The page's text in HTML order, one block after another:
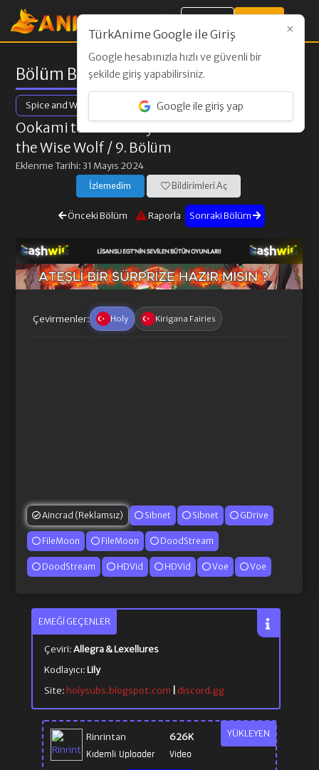
Bölüm Bilgileri
Spice and Wolf: Merchant Meets the Wise Wolf
Ookami to Koushinryou: Merchant Meets
the Wise Wolf / 9. Bölüm
Eklenme Tarihi: 31 Mayıs 2024
İzlemedim Bildirimleri Aç
Önceki Bölüm Raporla Sonraki Bölüm
Çevirmenler: Holy Kirigana Fairies
Aincrad (Reklamsız) Sibnet Sibnet GDrive
FileMoon FileMoon DoodStream
DoodStream HDVid HDVid Voe Voe
YÜKLEYEN
Rinrintan
Kıdemli Uploader
626K
Video
EMEĞI GEÇENLER
Çeviri:Allegra & Lexellures
Kodlayıcı:Lily
Site:holysubs.blogspot.com discord.gg
×
TürkAnime Google ile Giriş
Google hesabınızla hızlı ve güvenli bir
şekilde giriş yapabilirsiniz.
Google ile giriş yap